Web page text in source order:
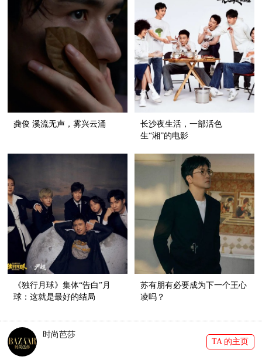
龚俊 溪流无声，雾兴云涌
长沙夜生活，一部活色
生“湘”的电影
《独行月球》集体“告白”月
球：这就是最好的结局
苏有朋有必要成为下一个王心
凌吗？
时尚芭莎
TA 的主页